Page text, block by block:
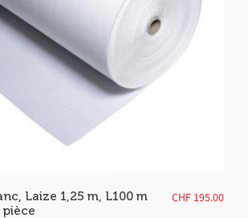
Laize 1,25 m, L100 m
pièce
CHF 195.00